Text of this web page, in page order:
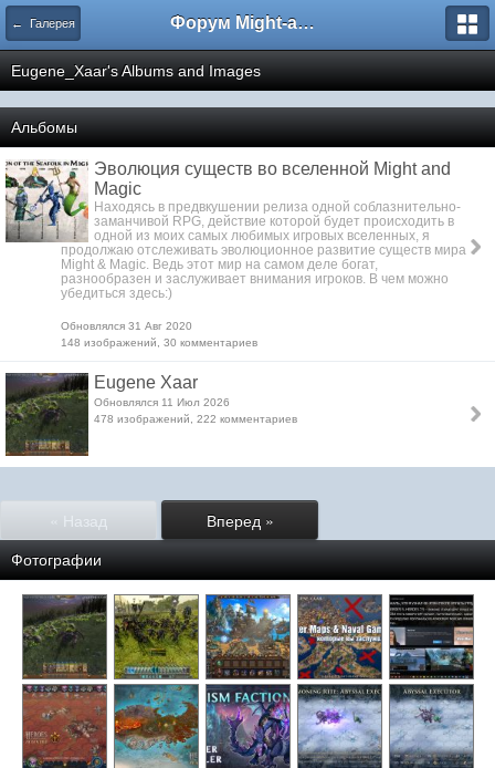
← Галерея Форум Might-and-Magic.ru
Eugene_Xaar's Albums and Images
Альбомы
Эволюция существ во вселенной Might and
Magic
Находясь в предвкушении релиза одной соблазнительно-
заманчивой RPG, действие которой будет происходить в
одной из моих самых любимых игровых вселенных, я
продолжаю отслеживать эволюционное развитие существ мира
Might & Magic. Ведь этот мир на самом деле богат,
разнообразен и заслуживает внимания игроков. В чем можно
убедиться здесь:)
Обновлялся 31 Авг 2020
148 изображений, 30 комментариев
Eugene Xaar
Обновлялся 11 Июл 2026
478 изображений, 222 комментариев
« Назад Вперед »
Фотографии